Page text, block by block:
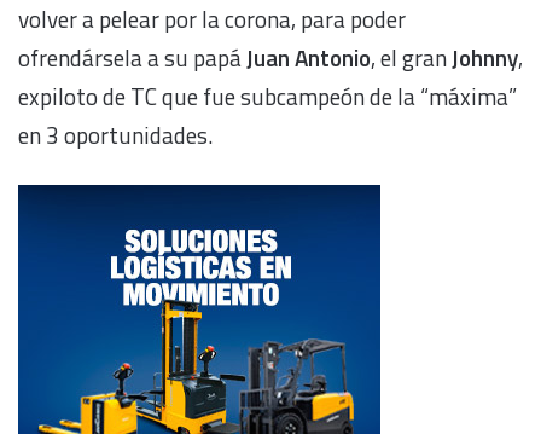
volver a pelear por la corona, para poder
ofrendársela a su papáJuan Antonio, el granJohnny,
expiloto de TC que fue subcampeón de la “máxima”
en 3 oportunidades.